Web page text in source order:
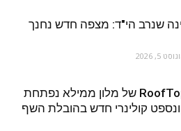
שנרב הי"ד: מצפה חדש נחנך
5, 2026
מסעדת ה-RoofTop של מלון ממילא נפתחת
קולינרי חדש בהובלת השף